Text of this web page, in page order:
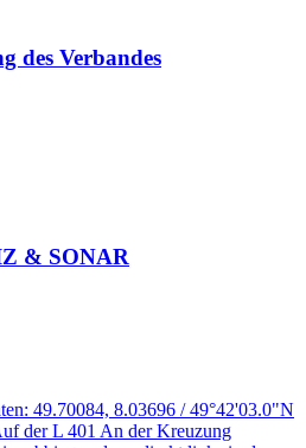
des Verbandes
& SONAR
49.70084, 8.03696 / 49°42'03.0"N
der L 401 An der Kreuzung